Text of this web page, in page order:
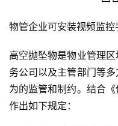
消
费
指
南
物管企业可安装视频监
高空抛坠物是物业管理
务公司以及主管部门等
为的监管和制约。结合
作出如下规定：